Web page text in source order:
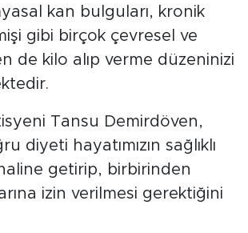
kan bulguları, kronik
gibi birçok çevresel ve
de kilo alıp verme düzeninizi
Tansu Demirdöven,
diyeti hayatımızın sağlıklı
haline getirip, birbirinden
izin verilmesi gerektiğini